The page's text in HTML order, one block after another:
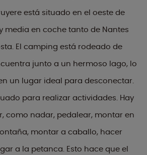
está situado en el oeste de
media en coche tanto de Nantes
El camping está rodeado de
junto a un hermoso lago, lo
un lugar ideal para desconectar.
para realizar actividades. Hay
como nadar, pedalear, montar en
montar a caballo, hacer
a la petanca. Esto hace que el